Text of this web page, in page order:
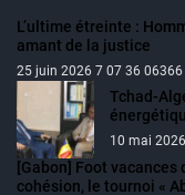
L’ultime étreinte :
amant de la justice
25 juin 2026 7 07 36 06366
Tchad-
10 mai
[Gabon] Foot
cohésion, le tournoi «